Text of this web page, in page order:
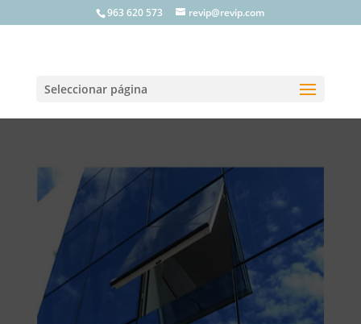
963 620 573 revip@revip.com
Seleccionar página